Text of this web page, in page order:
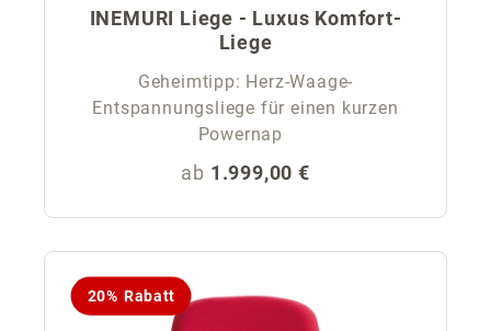
INEMURI Liege - Luxus Komfort-
Liege
Geheimtipp: Herz-Waage-
Entspannungsliege für einen kurzen
Powernap
Regulärer Preis:
ab 1.999,00 €
20% Rabatt